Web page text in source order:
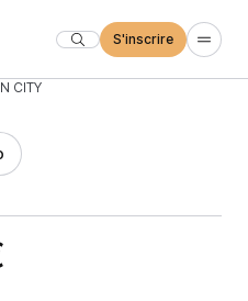
S'inscrire
CITY